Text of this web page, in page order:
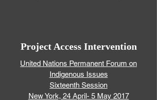
Project Access Intervention
United Nations Permanent Forum on
Indigenous Issues
Sixteenth Session
New York, 24 April- 5 May 2017